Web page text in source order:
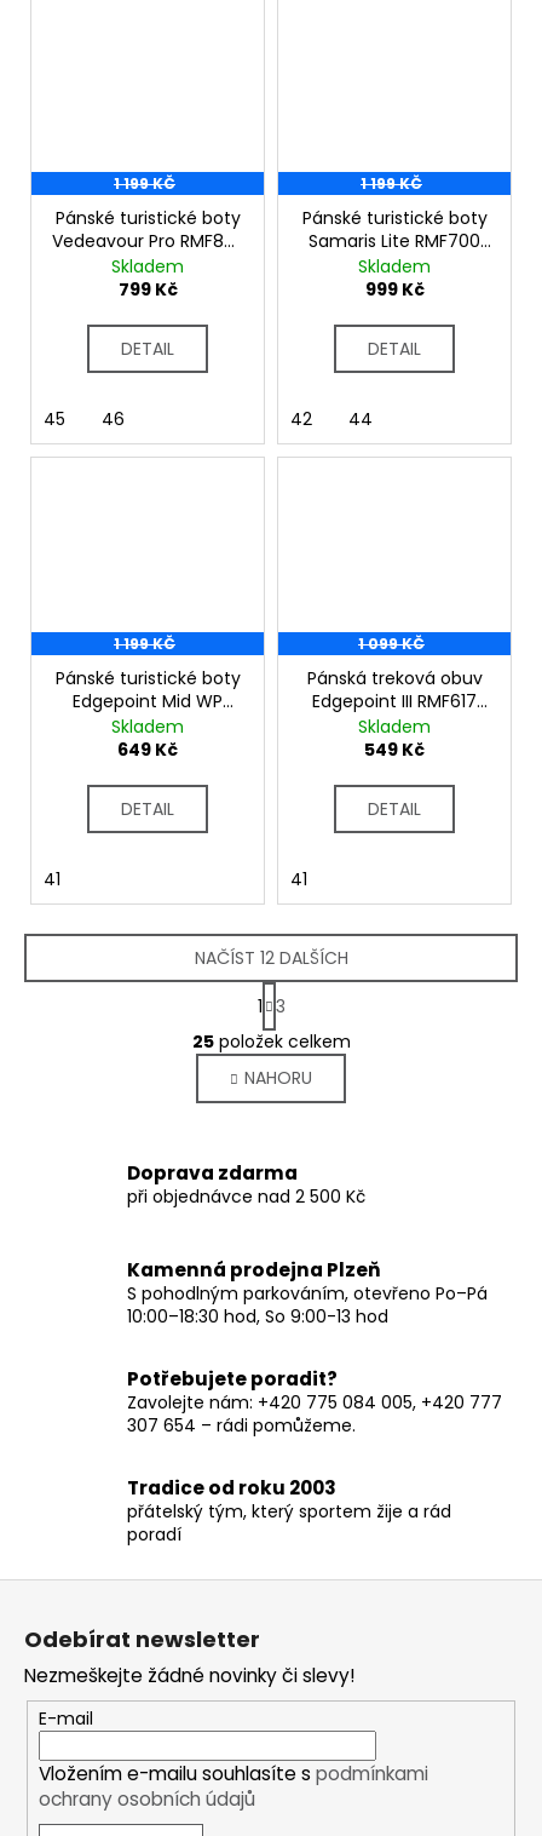
1 199 KČ
Pánské turistické boty
Vedeavour Pro RMF805
černá
Skladem
799 Kč
DETAIL
45 46
1 199 KČ
Pánské turistické boty
Samaris Lite RMF700
modrá
Skladem
999 Kč
DETAIL
42 44
1 199 KČ
Pánské turistické boty
Edgepoint Mid WP
RMF622 tm. modrá
Skladem
649 Kč
DETAIL
41
1 099 KČ
Pánská treková obuv
Edgepoint III RMF617
černá
Skladem
549 Kč
DETAIL
41
O
v
l
á
a
c
r
v
k
v
ý
p
s
u
NAČÍST 12 DALŠÍCH
S
t
r
á
n
k
á
n
1 3
25položek celkem
NAHORU
Doprava zdarma
při objednávce nad 2 500 Kč
Kamenná prodejna Plzeň
S pohodlným parkováním, otevřeno Po–Pá
10:00–18:30 hod, So 9:00-13 hod
Potřebujete poradit?
Zavolejte nám: +420 775 084 005, +420 777
307 654 – rádi pomůžeme.
Tradice od roku 2003
přátelský tým, který sportem žije a rád
poradí
Odebírat newsletter
Nezmeškejte žádné novinky či slevy!
E-mail
Vložením e-mailu souhlasíte s podmínkami
ochrany osobních údajů